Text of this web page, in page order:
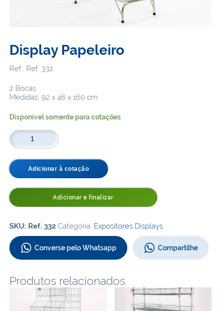
Display Papeleiro
Ref.: Ref. 332
2 Bocas
Medidas: 92 x 46 x 160 cm
Disponível somente para cotações
Display
Papeleiro
quantidade
Adicionar à cotação
Adicionar e finalizar
SKU: Ref. 332 Categoria: Expositores Displays
Converse pelo Whatsapp Compartilhe
Produtos relacionados